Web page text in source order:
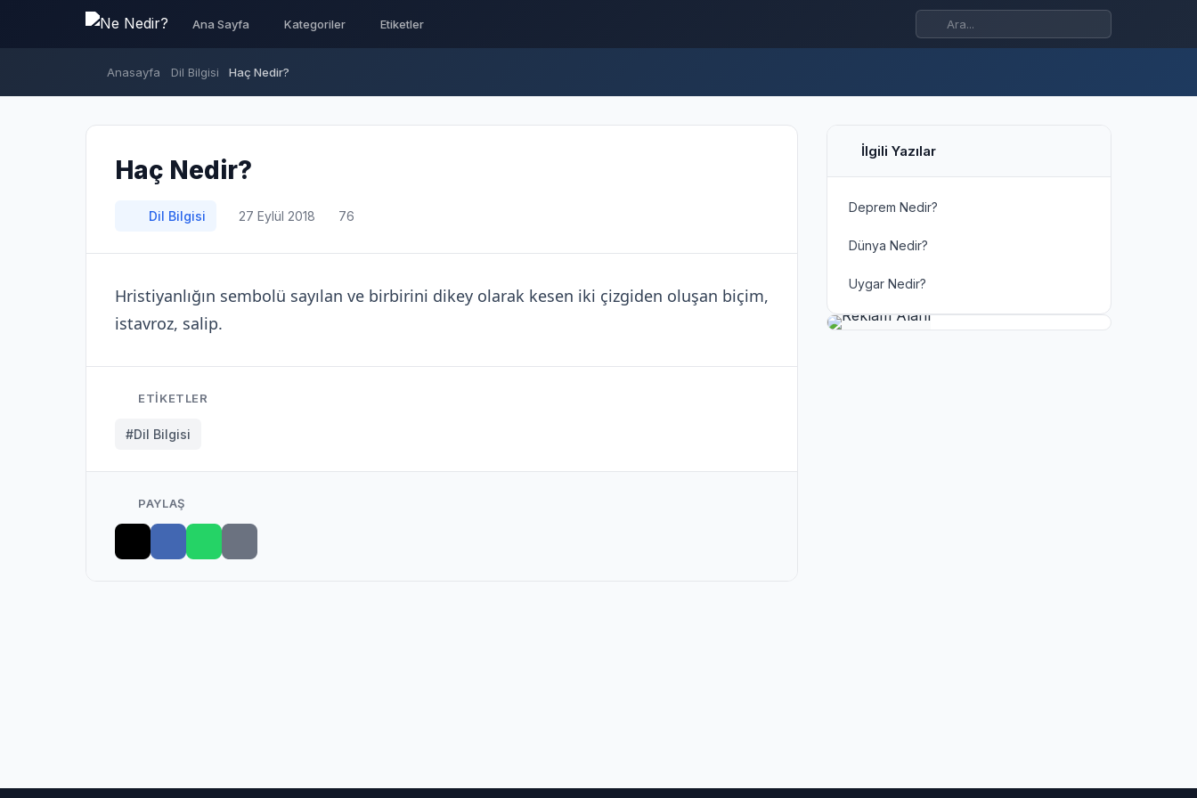
Ana Sayfa Kategoriler Etiketler
Anasayfa Dil Bilgisi Haç Nedir?
Haç Nedir?
Dil Bilgisi 27 Eylül 2018 76
Hristiyanlığın sembolü sayılan ve birbirini dikey olarak kesen iki çizgiden oluşan biçim,
istavroz, salip.
ETIKETLER
#Dil Bilgisi
PAYLAŞ
İlgili Yazılar
Deprem Nedir?
Dünya Nedir?
Uygar Nedir?